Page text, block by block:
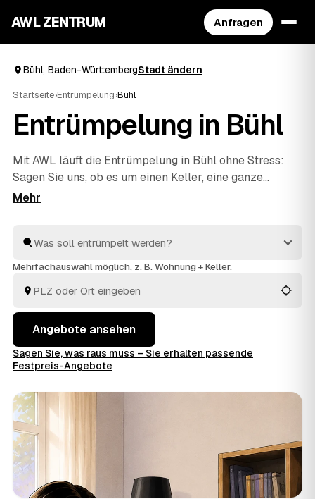
AWL ZENTRUM Anfragen
Bühl, Baden-WürttembergStadt ändern
Startseite›Entrümpelung›Bühl
Entrümpelung in Bühl
Mit AWL läuft die Entrümpelung in Bühl ohne Stress:
Sagen Sie uns, ob es um einen Keller, eine ganze
Wohnung, ein Haus oder eine Messie-Wohnung geht,
Nähe – von Bühl bisBaden-Baden
sparen Sie sich das einzelne Anfragen und sehen direkt,
Mehrfachauswahl möglich, z. B. Wohnung + Keller.
Angebote ansehen
Sagen Sie, was raus muss – Sie erhalten passende
Festpreis-Angebote